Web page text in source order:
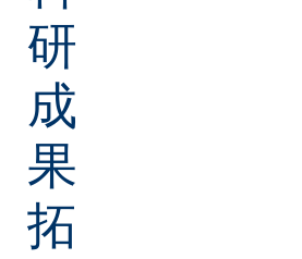
研
成
果
拓